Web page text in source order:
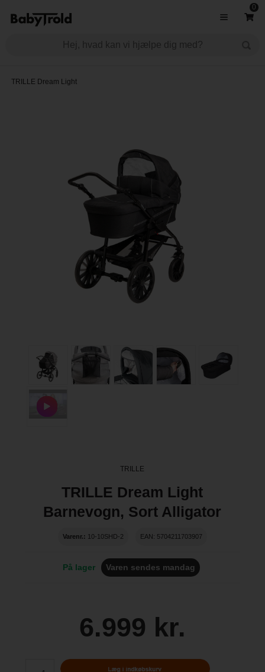
0
TRILLE Dream Light
TRILLE
TRILLE Dream Light
Barnevogn, Sort Alligator
Varenr.: 10-10SHD-2 EAN: 5704211703907
På lager Varen sendes mandag
6.999 kr.